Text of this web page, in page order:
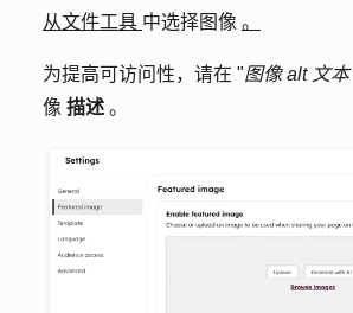
从文件工具 中选择图像 。
为提高可访问性，请在 "图像 alt 文本
像 描述 。